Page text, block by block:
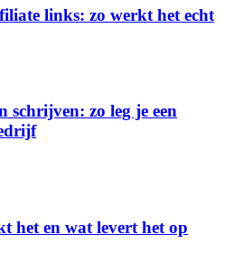
links: zo werkt het echt
schrijven: zo leg je een
het en wat levert het op